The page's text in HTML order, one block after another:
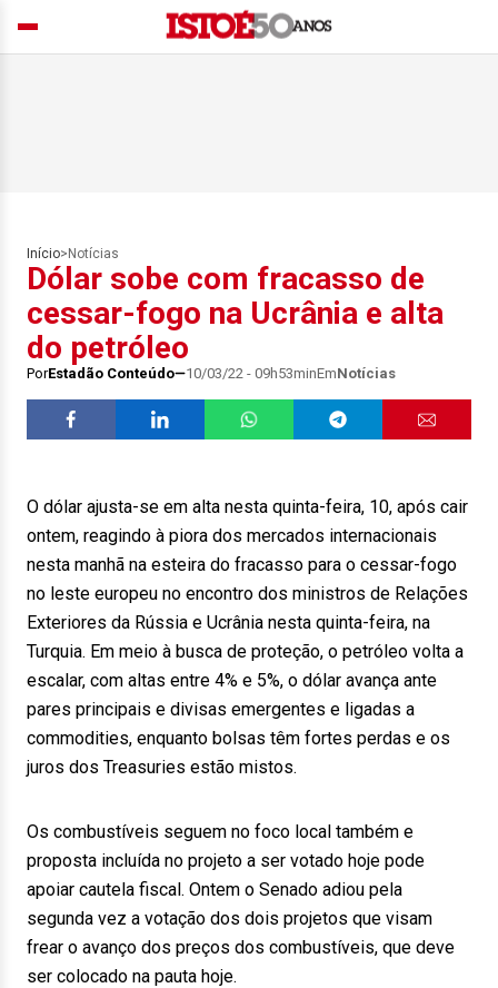
Início> Notícias
Dólar sobe com fracasso de
cessar-fogo na Ucrânia e alta
do petróleo
PorEstadão Conteúdo 10/03/22 - 09h53minEmNotícias
O dólar ajusta-se em alta nesta quinta-feira, 10, após cair
ontem, reagindo à piora dos mercados internacionais
nesta manhã na esteira do fracasso para o cessar-fogo
no leste europeu no encontro dos ministros de Relações
Exteriores da Rússia e Ucrânia nesta quinta-feira, na
Turquia. Em meio à busca de proteção, o petróleo volta a
escalar, com altas entre 4% e 5%, o dólar avança ante
pares principais e divisas emergentes e ligadas a
commodities, enquanto bolsas têm fortes perdas e os
juros dos Treasuries estão mistos.
Os combustíveis seguem no foco local também e
proposta incluída no projeto a ser votado hoje pode
apoiar cautela fiscal. Ontem o Senado adiou pela
segunda vez a votação dos dois projetos que visam
frear o avanço dos preços dos combustíveis, que deve
ser colocado na pauta hoje.